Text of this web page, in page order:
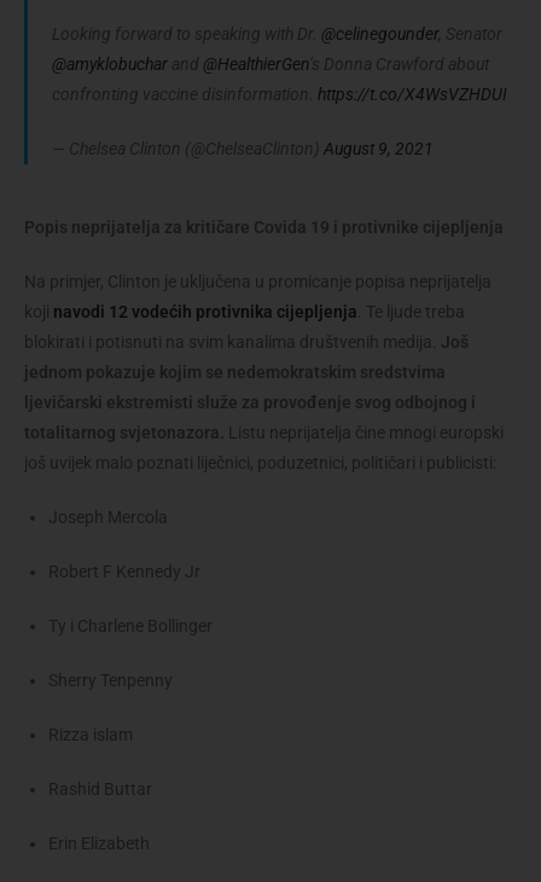
Looking forward to speaking with Dr. @celinegounder, Senator
@amyklobuchar and @HealthierGen’s Donna Crawford about
confronting vaccine disinformation. https://t.co/X4WsVZHDUI
— Chelsea Clinton (@ChelseaClinton) August 9, 2021
Popis neprijatelja za kritičare Covida 19 i protivnike cijepljenja
Na primjer, Clinton je uključena u promicanje popisa neprijatelja
koji navodi 12 vodećih protivnika cijepljenja . Te ljude treba
blokirati i potisnuti na svim kanalima društvenih medija. Još
jednom pokazuje kojim se nedemokratskim sredstvima
ljevičarski ekstremisti služe za provođenje svog odbojnog i
totalitarnog svjetonazora.
Listu neprijatelja čine mnogi europski
još uvijek malo poznati liječnici, poduzetnici, političari i publicisti:
Joseph Mercola
Robert F Kennedy Jr
Ty i Charlene Bollinger
Sherry Tenpenny
Rizza islam
Rashid Buttar
Erin Elizabeth